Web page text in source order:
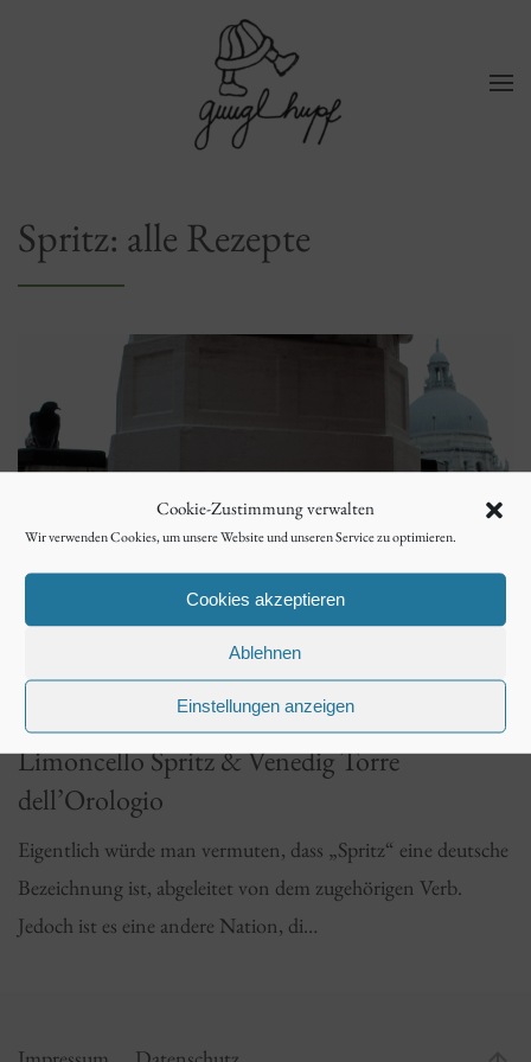
Cookie-Zustimmung verwalten
Wir verwenden Cookies, um unsere Website und unseren Service zu optimieren.
Cookies akzeptieren
Ablehnen
Einstellungen anzeigen
Zum Hauptinhalt springen
Spritz: alle Rezepte
Limoncello Spritz & Venedig Torre
dell’Orologio
Eigentlich würde man vermuten, dass „Spritz“ eine deutsche
Bezeichnung ist, abgeleitet von dem zugehörigen Verb.
Jedoch ist es eine andere Nation, di…